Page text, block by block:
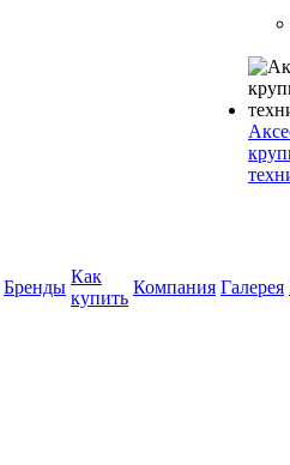
Бренды
Как
купить
Компания Галерея